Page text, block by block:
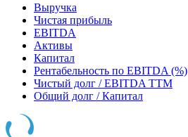
Выручка
Чистая прибыль
EBITDA
Активы
Капитал
Рентабельность по EBITDA (%)
Чистый долг / EBITDA TTM
Общий долг / Капитал